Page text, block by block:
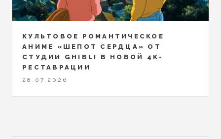
КУЛЬТОВОЕ РОМАНТИЧЕСКОЕ
АНИМЕ «ШЕПОТ СЕРДЦА» ОТ
СТУДИИ GHIBLI В НОВОЙ 4K-
РЕСТАВРАЦИИ
28.07.2026